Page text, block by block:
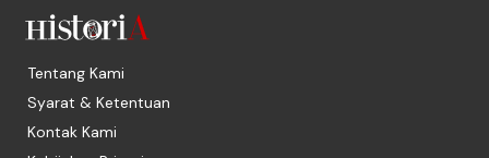
Tentang Kami
Syarat & Ketentuan
Kontak Kami